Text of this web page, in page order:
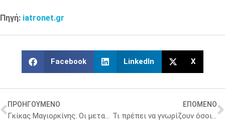
Πηγή: iatronet.gr
Facebook LinkedIn X
ΠΡΟΗΓΟΥΜΕΝΟ
Γκίκας Μαγιορκίνης: Οι μεταλλάξεις του κορωνοϊού και τα εμβόλια
ΕΠΟΜΕΝΟ
Τι πρέπει να γνωρίζουν όσοι πολίτες 60-64 ετών έκαναν εγγραφή στην άυλη συνταγογράφηση